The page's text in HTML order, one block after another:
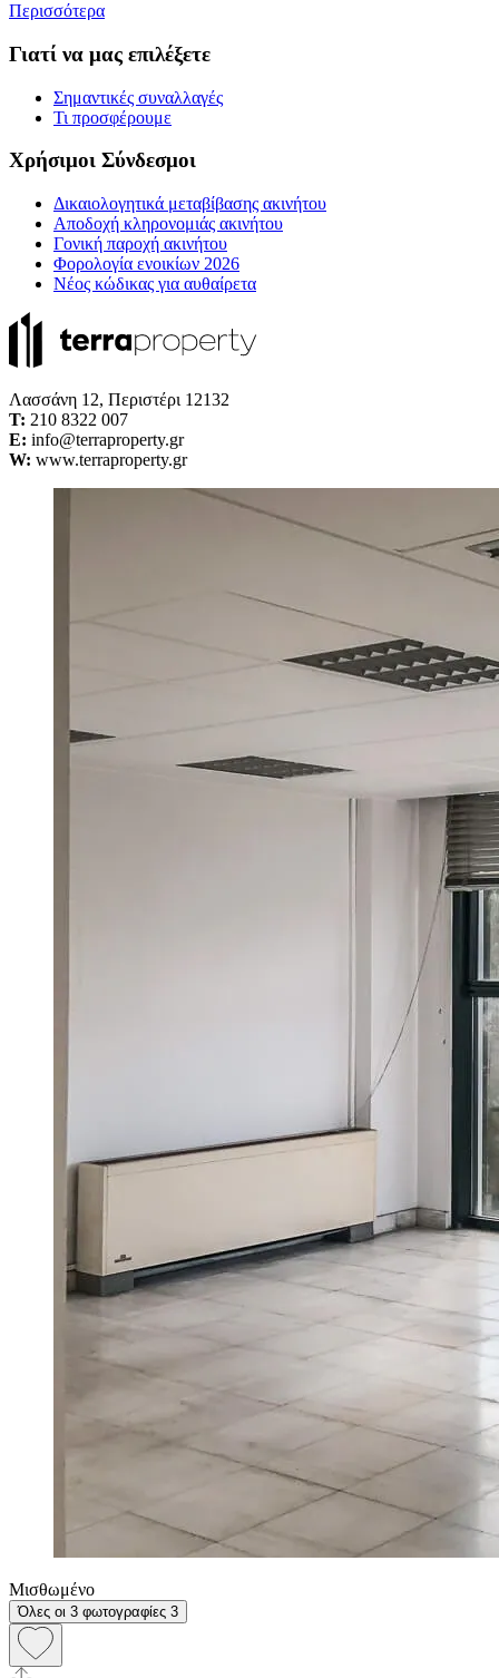
Περισσότερα
Γιατί να μας επιλέξετε
Σημαντικές συναλλαγές
Τι προσφέρουμε
Χρήσιμοι Σύνδεσμοι
Δικαιολογητικά μεταβίβασης ακινήτου
Αποδοχή κληρονομιάς ακινήτου
Γονική παροχή ακινήτου
Φορολογία ενοικίων 2026
Νέος κώδικας για αυθαίρετα
Λασσάνη 12, Περιστέρι 12132
Τ: 210 8322 007
E: info@terraproperty.gr
W: www.terraproperty.gr
Μισθωμένο
Όλες οι 3 φωτογραφίες 3